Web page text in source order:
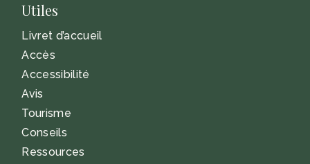
Utiles
Livret d’accueil
Accès
Accessibilité
Avis
Tourisme
Conseils
Ressources